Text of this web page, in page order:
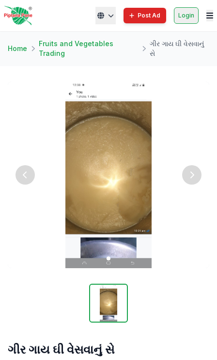
Post Ad Login
Home
Fruits and Vegetables
Trading
ગીર ગાય ઘી વેસવાનું
સે
ગીર ગાય ઘી વેસવાનું સે